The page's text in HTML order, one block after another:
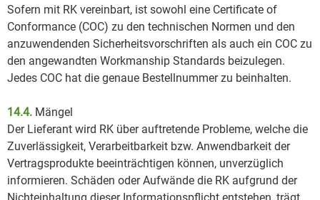
Sofern mit RK vereinbart, ist sowohl eine Certificate of
Conformance (COC) zu den technischen Normen und den
anzuwendenden Sicherheitsvorschriften als auch ein COC zu
den angewandten Workmanship Standards beizulegen.
Jedes COC hat die genaue Bestellnummer zu beinhalten.
14.4. Mängel
Der Lieferant wird RK über auftretende Probleme, welche die
Zuverlässigkeit, Verarbeitbarkeit bzw. Anwendbarkeit der
Vertragsprodukte beeinträchtigen können, unverzüglich
informieren. Schäden oder Aufwände die RK aufgrund der